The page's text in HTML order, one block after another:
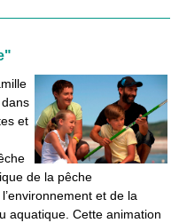
et
de la pêche
et de la
aquatique. Cette animation